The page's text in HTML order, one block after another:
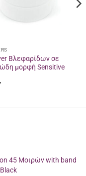
Βλεφαρίδων σε
μορφή Sensitive
45 Μοιρών with band